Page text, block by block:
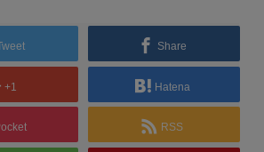
Share
+1 Hatena
RSS